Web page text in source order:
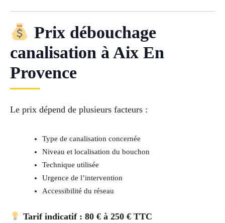
Prix débouchage
canalisation à Aix En
Provence
Le prix dépend de plusieurs facteurs :
Type de canalisation concernée
Niveau et localisation du bouchon
Technique utilisée
Urgence de l’intervention
Accessibilité du réseau
Tarif indicatif : 80 € à 250 € TTC